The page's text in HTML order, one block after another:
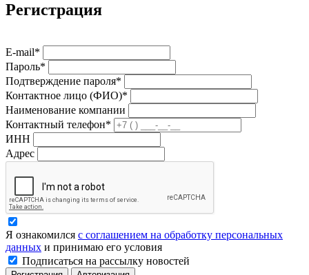
Регистрация
E-mail*
Пароль*
Подтверждение пароля*
Контактное лицо (ФИО)*
Наименование компании
Контактный телефон*
ИНН
Адрес
Я ознакомился с соглашением на обработку персональных
данных и принимаю его условия
Подписаться на рассылку новостей